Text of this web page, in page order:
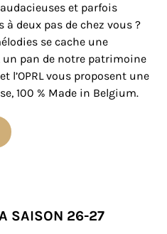
et parfois
deux pas de chez vous ?
se cache une
un pan de notre patrimoine
l’OPRL vous proposent une
100 % Made in Belgium.
SAISON 26-27